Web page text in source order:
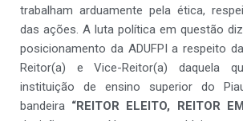
trabalham arduamente pela ética,
das ações. A luta política em questão
posicionamento da ADUFPI a respeito
Reitor(a) e Vice-Reitor(a) daquela
instituição de ensino superior do
bandeira “REITOR ELEITO, REITOR